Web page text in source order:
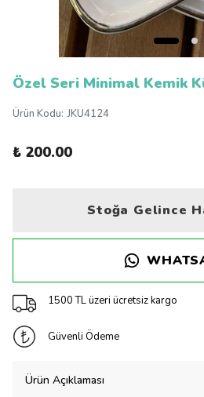
Özel Seri Minimal Kemik
Ürün Kodu: JKU4124
₺ 200.00
Stoğa Gelince
1500 TL üzeri ücretsiz kargo
Güvenli Ödeme
Ürün Açıklaması